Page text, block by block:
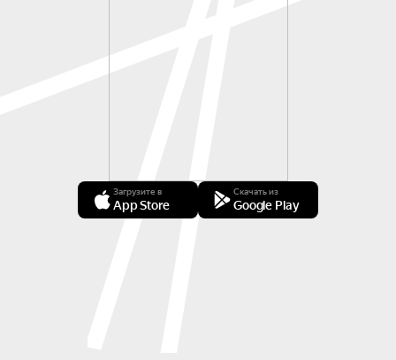
Загрузите в
App Store
Скачать из
Google Play